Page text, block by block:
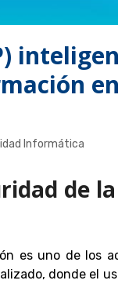
Informática
de
es uno de los
donde el